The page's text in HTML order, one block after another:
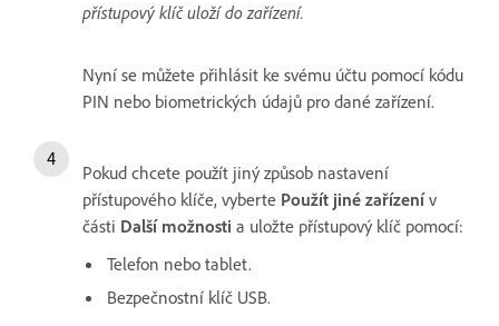
přístupový klíč uloží do zařízení.
Nyní se můžete přihlásit ke svému účtu pomocí kódu
PIN nebo biometrických údajů pro dané zařízení.
Pokud chcete použít jiný způsob nastavení
přístupového klíče, vyberte Použít jiné zařízenív
části Další možnosti a uložte přístupový klíč pomocí:
Telefon nebo tablet.
Bezpečnostní klíč USB.